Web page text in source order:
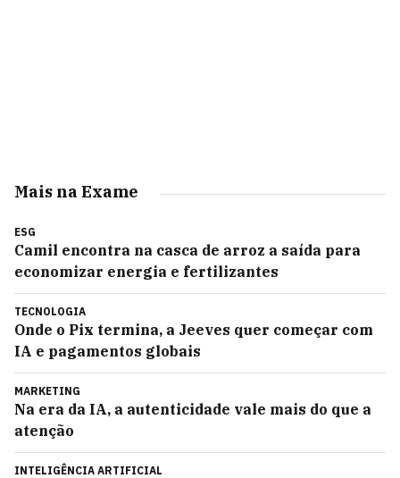
Mais na Exame
ESG
Camil encontra na casca de arroz a saída para
economizar energia e fertilizantes
TECNOLOGIA
Onde o Pix termina, a Jeeves quer começar com
IA e pagamentos globais
MARKETING
Na era da IA, a autenticidade vale mais do que a
atenção
INTELIGÊNCIA ARTIFICIAL